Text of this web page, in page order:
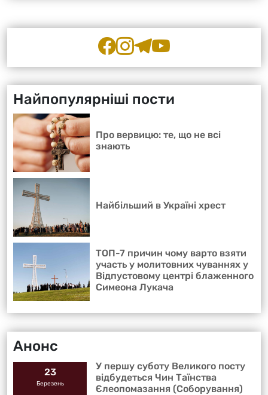
Найпопулярніші пости
Про вервицю: те, що не всі
знають
Найбільший в Україні хрест
ТОП-7 причин чому варто взяти
участь у молитовних чуваннях у
Відпустовому центрі блаженного
Симеона Лукача
Анонс
23
Березень
У першу суботу Великого посту
відбудеться Чин Таїнства
Єлеопомазання (Соборування)